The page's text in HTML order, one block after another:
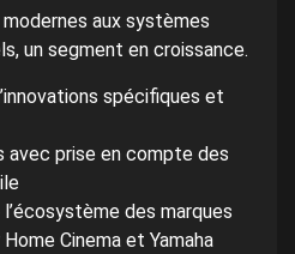
aux systèmes
un segment en croissance.
spécifiques et
avec prise en compte des
des marques
Cinema et Yamaha